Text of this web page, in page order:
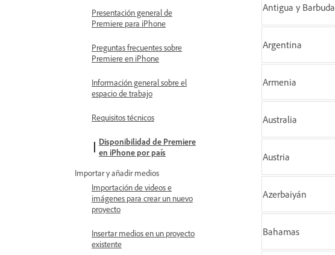
Presentación general de
Premiere para iPhone
Preguntas frecuentes sobre
Premiere en iPhone
Información general sobre el
espacio de trabajo
Requisitos técnicos
Disponibilidad de Premiere
en iPhone por país
Importar y añadir medios
Importación de videos e
imágenes para crear un nuevo
proyecto
Insertar medios en un proyecto
existente
Antigua y Barbuda
Argentina
Armenia
Australia
Austria
Azerbaiyán
Bahamas